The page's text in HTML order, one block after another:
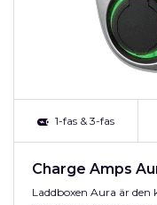
1-fas & 3-fas
Charge Amps
Laddboxen Aura är